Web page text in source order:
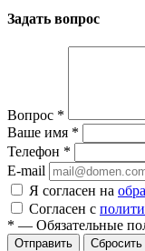
Задать вопрос
Вопрос *
Ваше имя *
Телефон *
E-mail
Я согласен на
Согласен с
* — Обязательные
Сбросить